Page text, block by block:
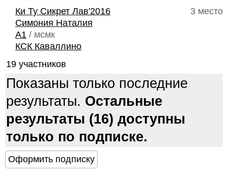
3 место
Ки Ту Сикрет Лав'2016
Симония Наталия
A1 / мсмк
КСК Каваллино
19 участников
Показаны только последние
результаты. Остальные
результаты (16) доступны
только по подписке.